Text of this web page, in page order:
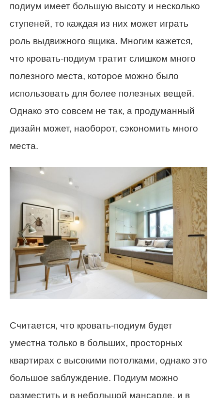
подиум имеет большую высоту и несколько
ступеней, то каждая из них может играть
роль выдвижного ящика. Многим кажется,
что кровать-подиум тратит слишком много
полезного места, которое можно было
использовать для более полезных вещей.
Однако это совсем не так, а продуманный
дизайн может, наоборот, сэкономить много
места.
Считается, что кровать-подиум будет
уместна только в больших, просторных
квартирах с высокими потолками, однако это
большое заблуждение. Подиум можно
разместить и в небольшой мансарде, и в